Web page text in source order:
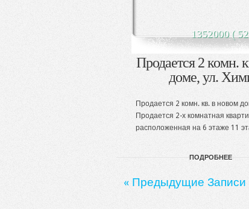
1352000 (
Продается 2 комн.
доме, ул.
Продается 2 комн. кв. в новом
Продается 2-х комнатная
расположенная на 6 этаже 11
ПОДРОБНЕЕ
« Предыдущие Записи